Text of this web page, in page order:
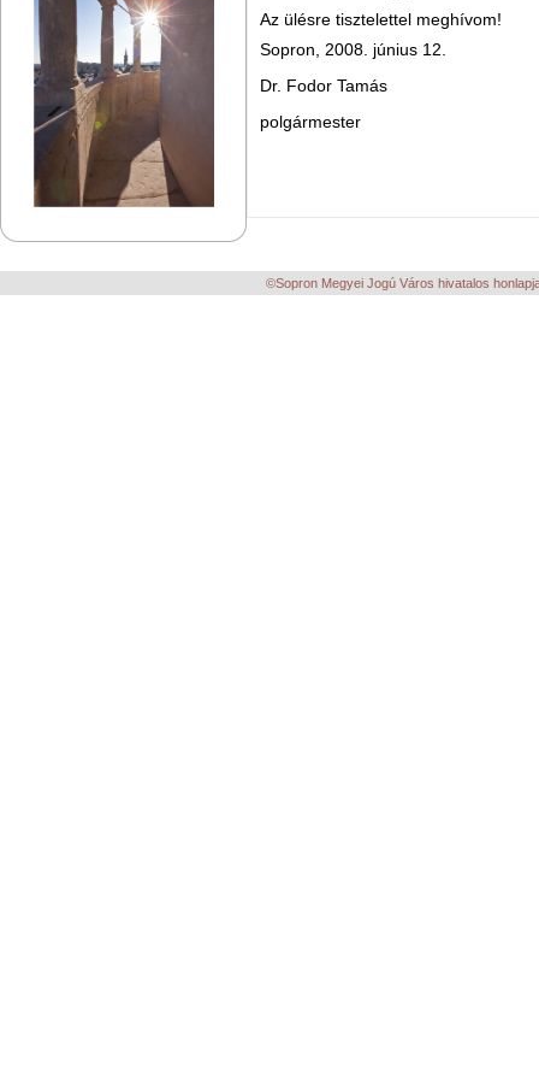
Az ülésre tisztelettel meghívom!
Sopron, 2008. június 12.
Dr. Fodor Tamás
polgármester
©Sopron Megyei Jogú Város hivatalos